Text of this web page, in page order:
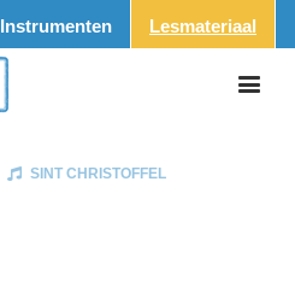
Instrumenten Lesmateriaal
SINT CHRISTOFFEL